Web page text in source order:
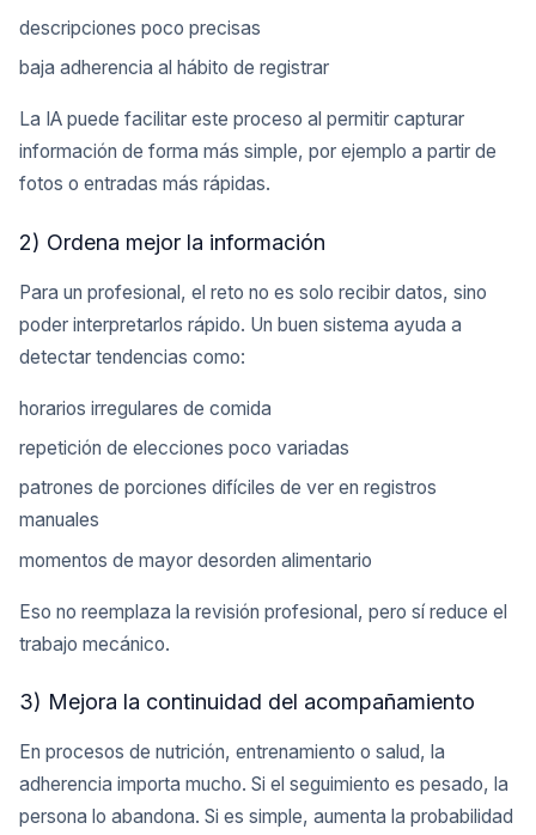
descripciones poco precisas
baja adherencia al hábito de registrar
La IA puede facilitar este proceso al permitir capturar
información de forma más simple, por ejemplo a partir de
fotos o entradas más rápidas.
2) Ordena mejor la información
Para un profesional, el reto no es solo recibir datos, sino
poder interpretarlos rápido. Un buen sistema ayuda a
detectar tendencias como:
horarios irregulares de comida
repetición de elecciones poco variadas
patrones de porciones difíciles de ver en registros
manuales
momentos de mayor desorden alimentario
Eso no reemplaza la revisión profesional, pero sí reduce el
trabajo mecánico.
3) Mejora la continuidad del acompañamiento
En procesos de nutrición, entrenamiento o salud, la
adherencia importa mucho. Si el seguimiento es pesado, la
persona lo abandona. Si es simple, aumenta la probabilidad